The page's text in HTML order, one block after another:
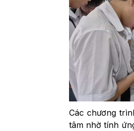
Các chương
tâm nhờ tính